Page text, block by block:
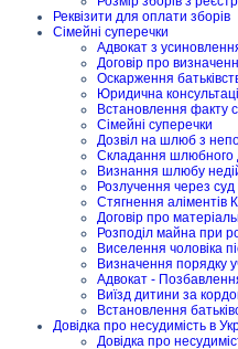
Реквізити для оплати зборів
Сімейні суперечки
Адвокат з
Договір про
Оскарження
Юридична
Встановлення факту
Сімейні суперечки
Дозвіл на шлюб з
Складання шлюбного
Визнання шлюбу
Розлучення через суд
Стягнення аліментів
Договір про
Розподіл майна при
Виселення чоловіка
Визначення порядку
Адвокат -
Виїзд дитини за
Встановлення
Довідка про несудимість в
Довідка про